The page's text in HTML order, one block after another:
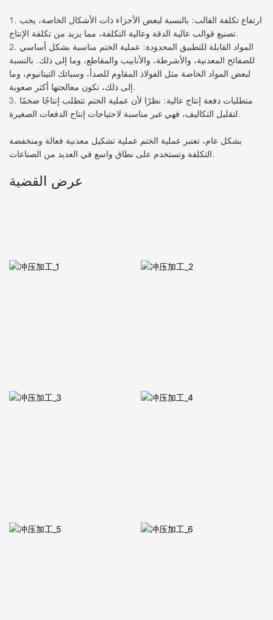
1. ارتفاع تكلفة القالب: بالنسبة لبعض الأجزاء ذات الأشكال الخاصة، يجب
تصنيع قوالب عالية الدقة وعالية التكلفة، مما يزيد من تكلفة الإنتاج.
2. المواد القابلة للتطبيق المحدودة: عملية الختم مناسبة بشكل أساسي
للصفائح المعدنية، والأشرطة، والأنابيب والمقاطع، وما إلى ذلك. بالنسبة
لبعض المواد الخاصة مثل الفولاذ المقاوم للصدأ، وسبائك التيتانيوم، وما
إلى ذلك، تكون معالجتها أكثر صعوبة.
3. متطلبات دفعة إنتاج عالية: نظرًا لأن عملية الختم تتطلب إنتاجًا ضخمًا
لتقليل التكاليف، فهي غير مناسبة لاحتياجات إنتاج الدفعات الصغيرة.
بشكل عام، تعتبر عملية الختم عملية تشكيل معدنية فعالة ومنخفضة
التكلفة وتستخدم على نطاق واسع في العديد من الصناعات.
عرض القضية